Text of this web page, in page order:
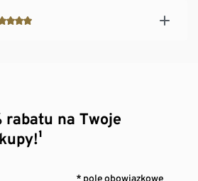
rabatu na Twoje
* pole obowiązkowe